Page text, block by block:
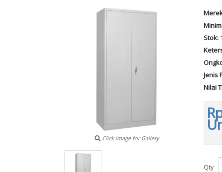
Click image for Gallery
Stok:
Jenis
Nilai
Qty